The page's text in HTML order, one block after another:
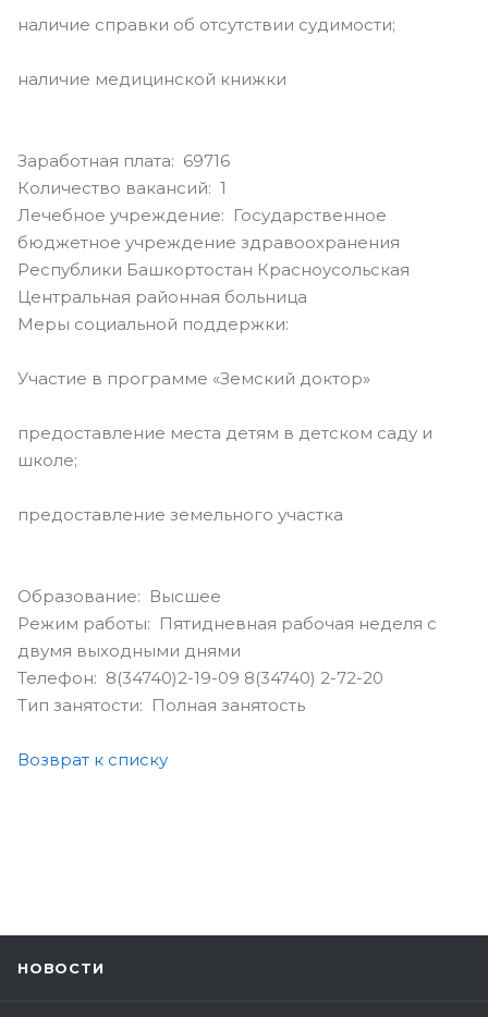
наличие справки об отсутствии судимости;
наличие медицинской книжки
Заработная плата: 69716
Количество вакансий: 1
Лечебное учреждение: Государственное
бюджетное учреждение здравоохранения
Республики Башкортостан Красноусольская
Центральная районная больница
Меры социальной поддержки:
Участие в программе «Земский доктор»
предоставление места детям в детском саду и
школе;
предоставление земельного участка
Образование: Высшее
Режим работы: Пятидневная рабочая неделя с
двумя выходными днями
Телефон: 8(34740)2-19-09 8(34740) 2-72-20
Тип занятости: Полная занятость
Возврат к списку
НОВОСТИ